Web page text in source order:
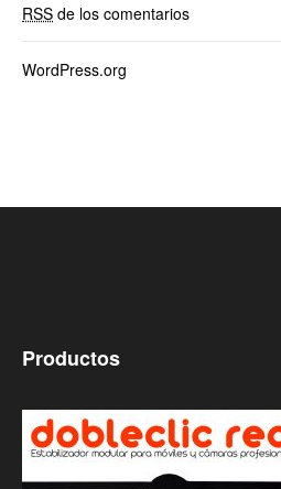
RSS de los comentarios
WordPress.org
Productos